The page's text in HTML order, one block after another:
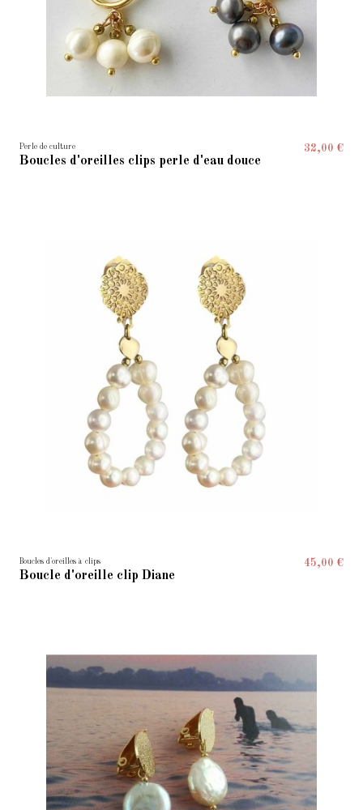
Perle de culture
Boucles d'oreilles clips perle d'eau douce
32,00 €
Boucles d'oreilles à clips
Boucle d'oreille clip Diane
45,00 €